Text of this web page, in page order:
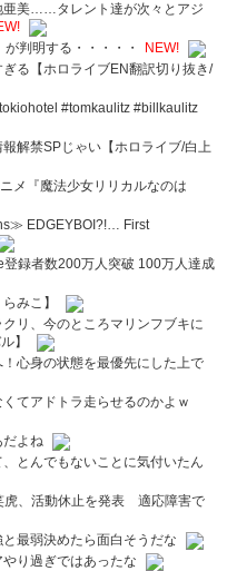
亜美……タレント達が次々とアジ
判明する・・・・・
NEW!
る【ホロライブEN翻訳切り抜き/
#tomkaulitz #billkaulitz
解禁SPじゃい【ホロライブ/白上
メ『魔法少女リリカルなのは
EDGEYBOI?!… First
登録者数200万人突破 100万人達成
みこ】
リ、今のところマリンフブキに
】
心身の状態を最優先にした上で
てアドトラ走らせるのかよｗ
だよね
とんでもないことに気付いたん
虎、活動休止を発表 適応障害で
最弱決めたら面白そうだな
やり過ぎではあったな